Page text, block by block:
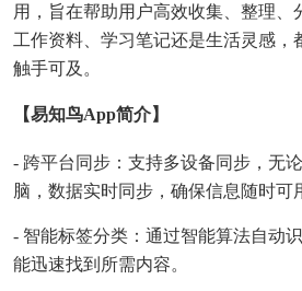
用，旨在帮助用户高效收集、整理、
工作资料、学习笔记还是生活灵感，
触手可及。
【易知鸟app简介】
- 跨平台同步：支持多设备同步，无
脑，数据实时同步，确保信息随时可
- 智能标签分类：通过智能算法自动
能迅速找到所需内容。